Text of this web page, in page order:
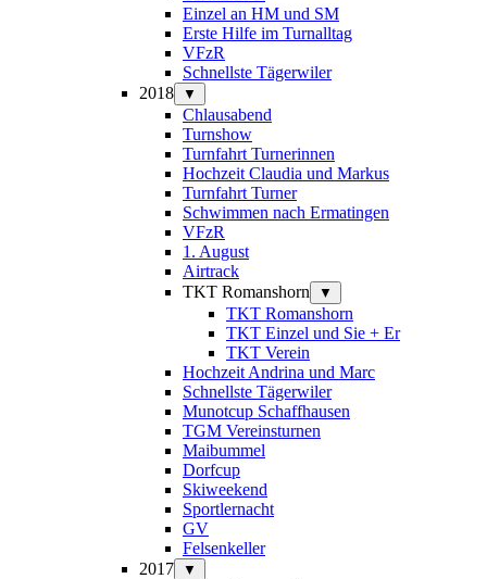
Einzel an HM und SM
Erste Hilfe im Turnalltag
VFzR
Schnellste Tägerwiler
2018
▼
Chlausabend
Turnshow
Turnfahrt Turnerinnen
Hochzeit Claudia und Markus
Turnfahrt Turner
Schwimmen nach Ermatingen
VFzR
1. August
Airtrack
TKT Romanshorn
▼
TKT Romanshorn
TKT Einzel und Sie + Er
TKT Verein
Hochzeit Andrina und Marc
Schnellste Tägerwiler
Munotcup Schaffhausen
TGM Vereinsturnen
Maibummel
Dorfcup
Skiweekend
Sportlernacht
GV
Felsenkeller
2017
▼